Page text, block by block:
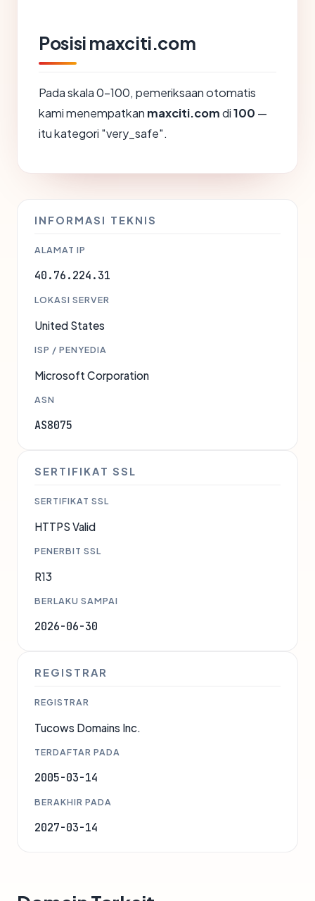
Posisi maxciti.com
Pada skala 0-100, pemeriksaan otomatis
kami menempatkan maxciti.comdi100 —
itu kategori "very_safe".
INFORMASI TEKNIS
ALAMAT IP
40.76.224.31
LOKASI SERVER
United States
ISP / PENYEDIA
Microsoft Corporation
ASN
AS8075
SERTIFIKAT SSL
SERTIFIKAT SSL
HTTPS Valid
PENERBIT SSL
R13
BERLAKU SAMPAI
2026-06-30
REGISTRAR
REGISTRAR
Tucows Domains Inc.
TERDAFTAR PADA
2005-03-14
BERAKHIR PADA
2027-03-14